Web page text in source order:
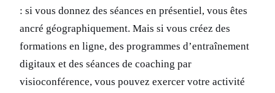
: si vous donnez des séances en présentiel, vous êtes
ancré géographiquement. Mais si vous créez des
formations en ligne, des programmes d’entraînement
digitaux et des séances de coaching par
visioconférence, vous pouvez exercer votre activité